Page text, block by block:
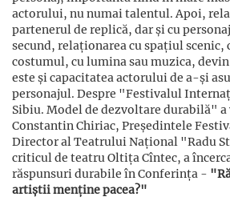
actorului, nu numai talentul. Apoi,
partenerul de replică, dar și cu
secund, relaționarea cu spațiul scenic,
costumul, cu lumina sau muzica,
este și capacitatea actorului de a-și
personajul. Despre "Festivalul
Sibiu. Model de dezvoltare durabilă"
Constantin Chiriac, Președintele
Director al Teatrului Național "Radu
criticul de teatru Oltița Cîntec, a
răspunsuri durabile în Conferința -
artiștii menține pacea?"